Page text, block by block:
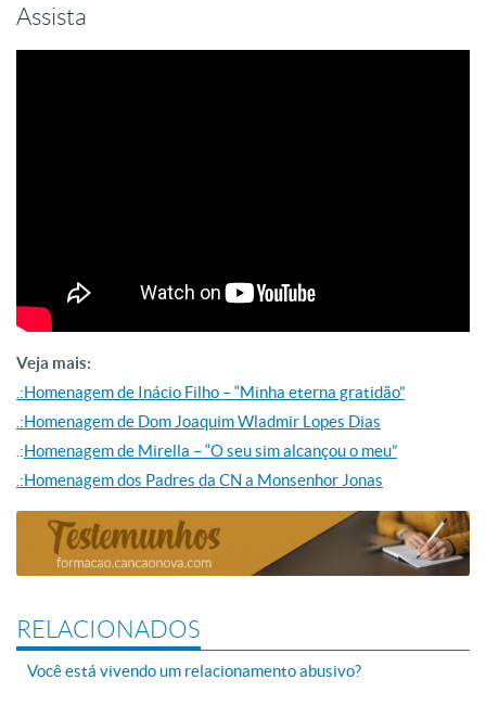
Assista
Veja mais:
.:Homenagem de Inácio Filho – “Minha eterna gratidão”
.:Homenagem de Dom Joaquim Wladmir Lopes Dias
.:Homenagem de Mirella – “O seu sim alcançou o meu”
.:Homenagem dos Padres da CN a Monsenhor Jonas
RELACIONADOS
Você está vivendo um relacionamento abusivo?